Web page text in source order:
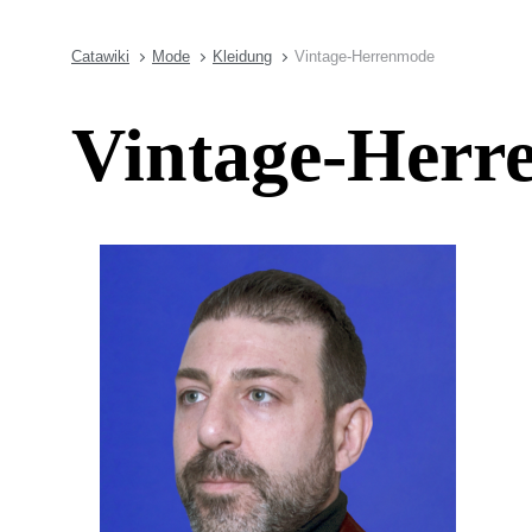
Catawiki Mode Kleidung Vintage-Herrenmode
Vintage-